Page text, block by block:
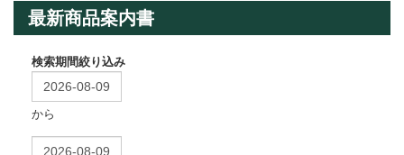
最新商品案内書
検索期間絞り込み
から